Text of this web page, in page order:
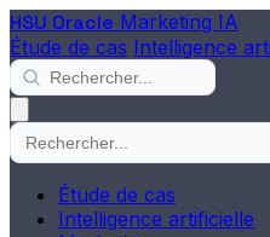
HSU Oracle Marketing IA
Étude de cas Intelligence
Étude de cas
Intelligence artificielle